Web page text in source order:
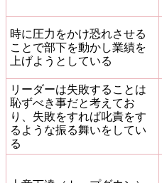
時に圧力をかけ恐れさせる
ことで部下を動かし業績を
上げようとしている
リーダーは失敗することは
恥ずべき事だと考えてお
り、失敗をすれば叱責をす
るような振る舞いをしてい
る